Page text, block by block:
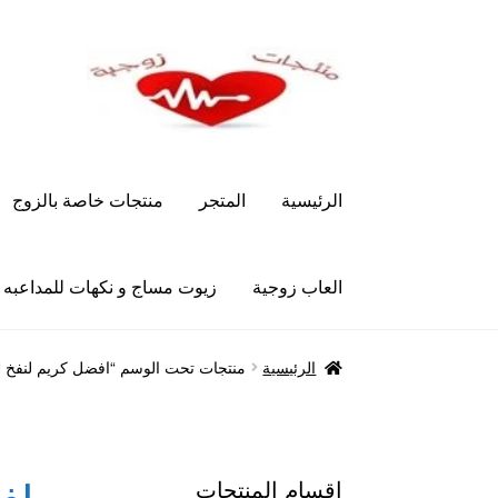
Skip
to
navigation
Skip
to
الرئيسية المتجر منتجات خاصة بالزوج
العاب زوجية زيوت مساج و نكهات للمداعبه
الرئيسية Let’s Keep In Touch أدوية تكبير و
علاج سرعة القذف
الرئيسية منتجات تحت الوسم “افضل كريم لنفخ
اقسام المنتجات